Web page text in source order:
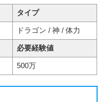
タイプ
ドラゴン / 神 / 体力
必要経験値
500万